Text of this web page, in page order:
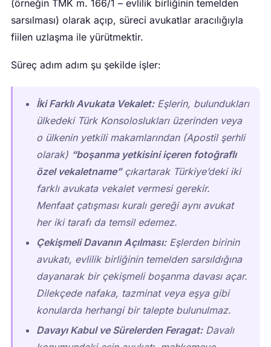
(örneğin TMK m. 166/1 – evlilik birliğinin temelden
sarsılması) olarak açıp, süreci avukatlar aracılığıyla
fiilen uzlaşma ile yürütmektir.
Süreç adım adım şu şekilde işler:
İki Farklı Avukata Vekalet:Eşlerin, bulundukları
ülkedeki Türk Konsoloslukları üzerinden veya
o ülkenin yetkili makamlarından (Apostil şerhli
olarak) “boşanma yetkisini içeren fotoğraflı
özel vekaletname”çıkartarak Türkiye’deki iki
farklı avukata vekalet vermesi gerekir.
Menfaat çatışması kuralı gereği aynı avukat
her iki tarafı da temsil edemez.
Çekişmeli Davanın Açılması:Eşlerden birinin
avukatı, evlilik birliğinin temelden sarsıldığına
dayanarak bir çekişmeli boşanma davası açar.
Dilekçede nafaka, tazminat veya eşya gibi
konularda herhangi bir talepte bulunulmaz.
Davayı Kabul ve Sürelerden Feragat:Davalı